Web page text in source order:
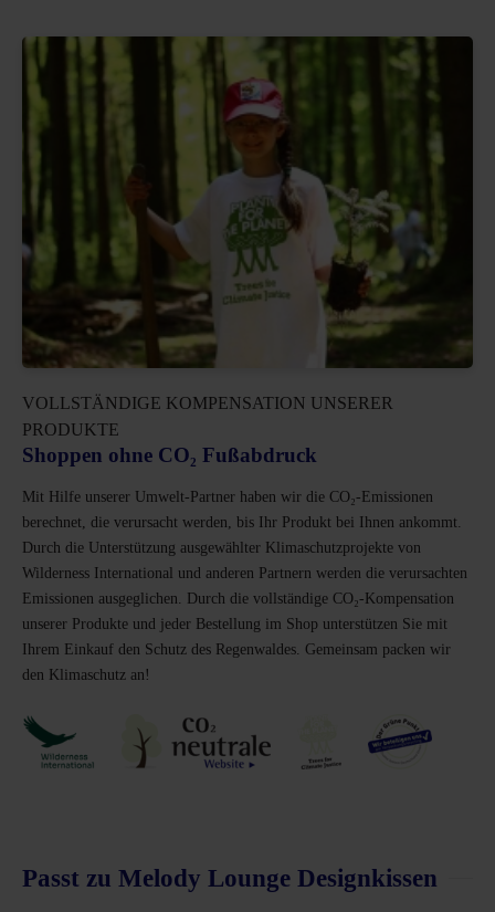
VOLLSTÄNDIGE KOMPENSATION UNSERER
PRODUKTE
Shoppen ohne CO₂ Fußabdruck
Mit Hilfe unserer Umwelt-Partner haben wir die CO₂-Emissionen
berechnet, die verursacht werden, bis Ihr Produkt bei Ihnen ankommt.
Durch die Unterstützung ausgewählter Klimaschutzprojekte von
Wilderness International und anderen Partnern werden die verursachten
Emissionen ausgeglichen. Durch die vollständige CO₂-Kompensation
unserer Produkte und jeder Bestellung im Shop unterstützen Sie mit
Ihrem Einkauf den Schutz des Regenwaldes. Gemeinsam packen wir
den Klimaschutz an!
Passt zu Melody Lounge Designkissen